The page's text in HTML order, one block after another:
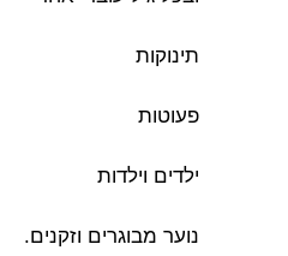
תינוקות
פעוטות
ילדים וילדות
נוער מבוגרים וזקנים.